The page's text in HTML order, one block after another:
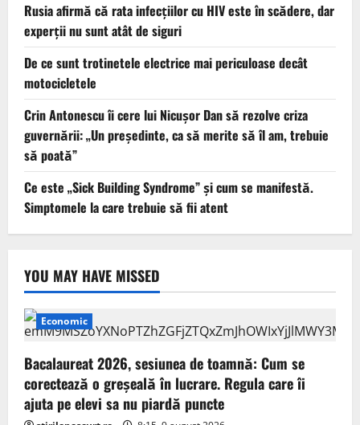
Rusia afirmă că rata infecțiilor cu HIV este în scădere, dar
experții nu sunt atât de siguri
De ce sunt trotinetele electrice mai periculoase decât
motocicletele
Crin Antonescu îi cere lui Nicușor Dan să rezolve criza
guvernării: „Un președinte, ca să merite să îl am, trebuie
să poată”
Ce este „Sick Building Syndrome” și cum se manifestă.
Simptomele la care trebuie să fii atent
YOU MAY HAVE MISSED
Economic
Bacalaureat 2026, sesiunea de toamnă: Cum se
corectează o greșeală în lucrare. Regula care îi
ajuta pe elevi sa nu piardă puncte